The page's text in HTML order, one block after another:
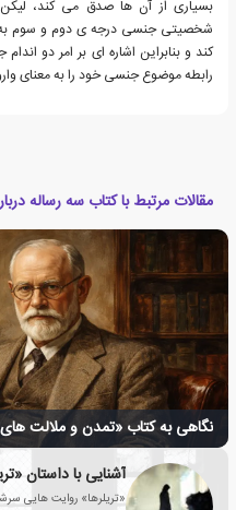
بسیاری از آن ها صدق می کند،
شخصیتی جنسی درجه ی دوم و سوم
کند و بنابراین اشاره ای بر امر دو
رابطه موضوع جنسی خود را به معنای
مقالات مرتبط با کتاب سه رساله
نگاهی به کتاب «تمدن و ملالت های
آشنایی با داستان
«تریلرها» روایت هایی